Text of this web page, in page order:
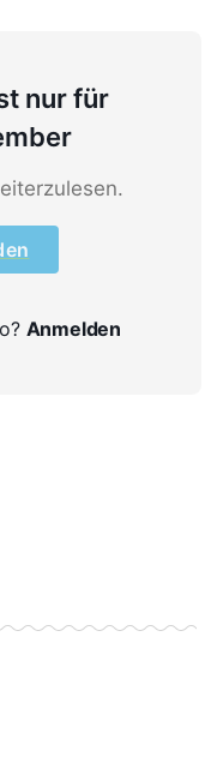
nur für
Anmelden